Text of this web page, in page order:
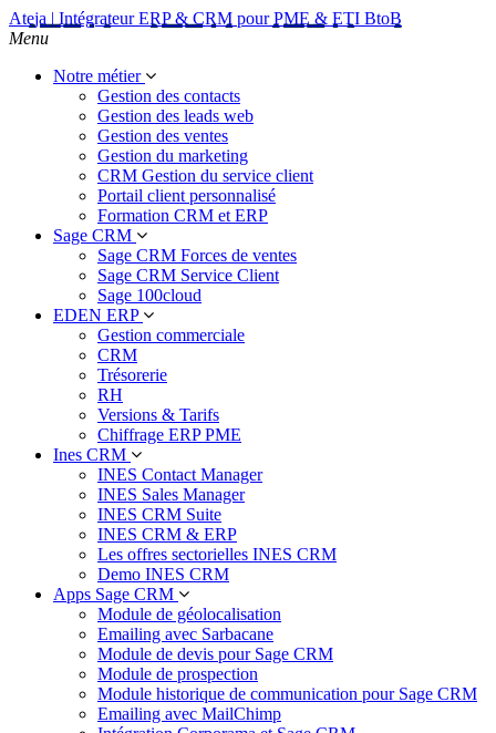
Ateja | Intégrateur ERP & CRM pour PME & ETI BtoB
Menu
Notre métier
Gestion des contacts
Gestion des leads web
Gestion des ventes
Gestion du marketing
CRM Gestion du service client
Portail client personnalisé
Formation CRM et ERP
Sage CRM
Sage CRM Forces de ventes
Sage CRM Service Client
Sage 100cloud
EDEN ERP
Gestion commerciale
CRM
Trésorerie
RH
Versions & Tarifs
Chiffrage ERP PME
Ines CRM
INES Contact Manager
INES Sales Manager
INES CRM Suite
INES CRM & ERP
Les offres sectorielles INES CRM
Demo INES CRM
Apps Sage CRM
Module de géolocalisation
Emailing avec Sarbacane
Module de devis pour Sage CRM
Module de prospection
Module historique de communication pour Sage CRM
Emailing avec MailChimp